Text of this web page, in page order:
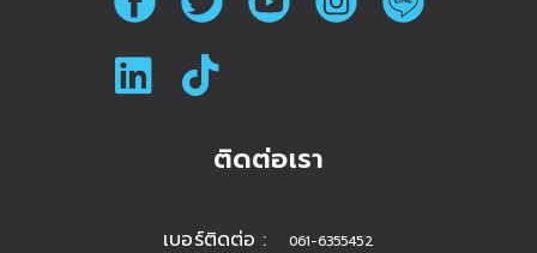
ติดต่อเรา
เบอร์ติดต่อ : 061-6355452